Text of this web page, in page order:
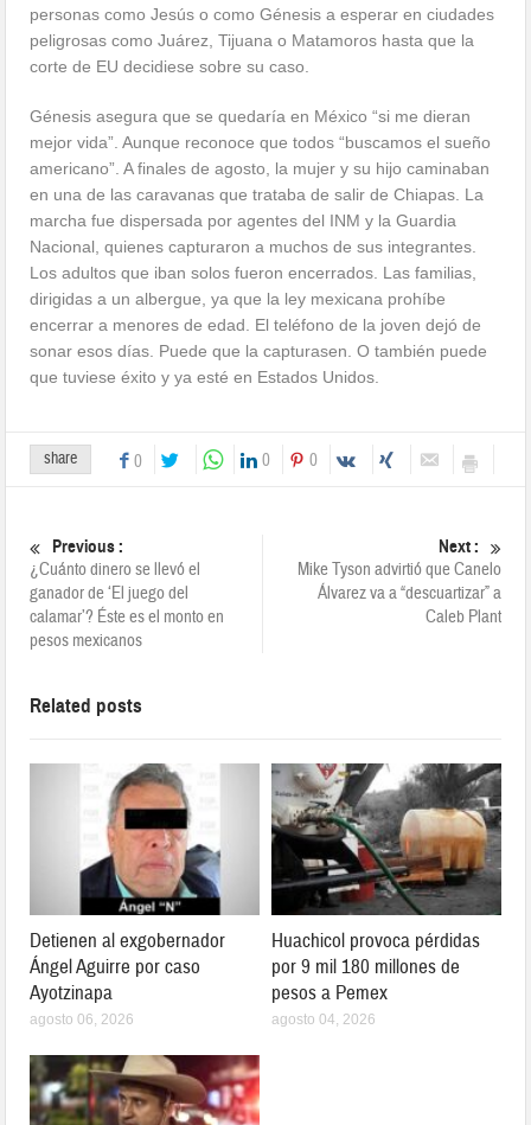
personas como Jesús o como Génesis a esperar en ciudades
peligrosas como Juárez, Tijuana o Matamoros hasta que la
corte de EU decidiese sobre su caso.
Génesis asegura que se quedaría en México “si me dieran
mejor vida”. Aunque reconoce que todos “buscamos el sueño
americano”. A finales de agosto, la mujer y su hijo caminaban
en una de las caravanas que trataba de salir de Chiapas. La
marcha fue dispersada por agentes del INM y la Guardia
Nacional, quienes capturaron a muchos de sus integrantes.
Los adultos que iban solos fueron encerrados. Las familias,
dirigidas a un albergue, ya que la ley mexicana prohíbe
encerrar a menores de edad. El teléfono de la joven dejó de
sonar esos días. Puede que la capturasen. O también puede
que tuviese éxito y ya esté en Estados Unidos.
share 0 0 0
Previous :
¿Cuánto dinero se llevó el
ganador de ‘El juego del
calamar’? Éste es el monto en
pesos mexicanos
Next :
Mike Tyson advirtió que Canelo
Álvarez va a “descuartizar” a
Caleb Plant
Related posts
Detienen al exgobernador
Ángel Aguirre por caso
Ayotzinapa
agosto 06, 2026
Huachicol provoca pérdidas
por 9 mil 180 millones de
pesos a Pemex
agosto 04, 2026